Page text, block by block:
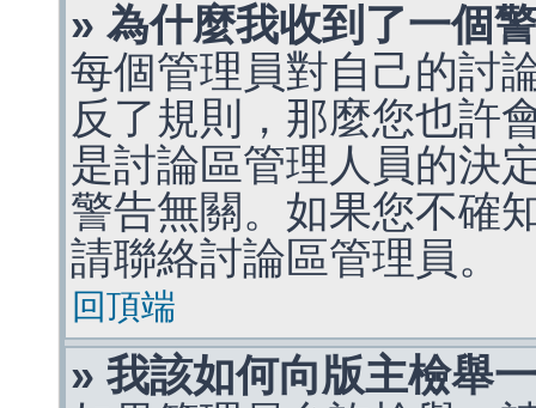
» 為什麼我收到了一個
每個管理員對自己的討
反了規則，那麼您也許
是討論區管理人員的決
警告無關。如果您不確
請聯絡討論區管理員。
回頂端
» 我該如何向版主檢舉